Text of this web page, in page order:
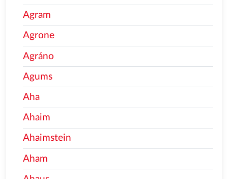
Agram
Agrone
Agráno
Agums
Aha
Ahaim
Ahaimstein
Aham